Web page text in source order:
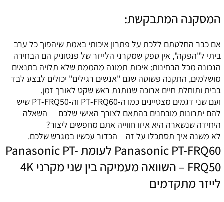
המסקנה המתבקשת:
אם כבר החלטתם ללכת על פתרון איכותי באמת שיהפוך כל ערב
ביתי ל"הפקה", אין ספק שמקרני הלייזר של פנסוניק הם הבחירה
הנכונה מכל הבחינות: איכות תמונה מהממת שלא תלויה בתנאים
מושלמים, התקנה פשוטה שגם "אנשים רגילים" יכולים לבצע לבד
בבית ותוחלת חיים ארוכה שנותנת ראש שקט לאורך זמן.
ועם שני דגמים מצטיינים כמו ה-PT-FRQ60 וה-PT-FRQ50 שיש
להם יתרונות מובחנים בהתאם לצורך האישי שלכם — השאלה
היחידה שנשארה היא איזו חווייה אתם מחפשים ליצור?
לא משנה איך תסתכלו על זה – הכדור עכשיו במגרש שלכם.
Panasonic PT-FRQ60 לעומת Panasonic PT-
FRQ50 – השוואה מעמיקה בין שני מקרני 4K
לייזר מתקדמים